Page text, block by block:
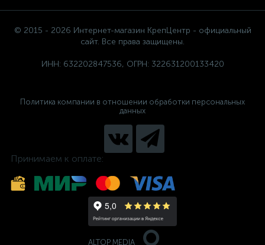
© 2015 - 2026 Интернет-магазин КрепЦентр - официальный
сайт. Все права защищены.
ИНН: 632202847536, ОГРН: 322631200133420
Политика компании в отношении обработки персональных
данных
Принимаем к оплате:
ALTOP MEDIA